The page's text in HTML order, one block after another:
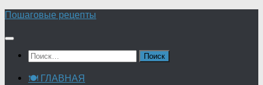
Перейти
содержимому
Пошаговые рецепты
Найти:
🍽 ГЛАВНАЯ